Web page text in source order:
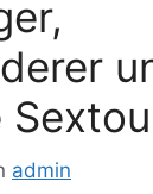
admin